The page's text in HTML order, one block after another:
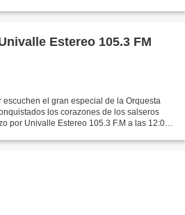
Estereo 105.3 FM
el gran especial de la Orquesta
los corazones de los salseros
por Univalle Estereo 105.3 F.M a las 12:00